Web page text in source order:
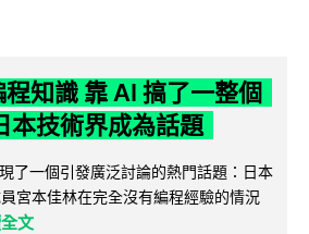
程知識 靠 AI 搞了一整個
本技術界成為話題
了一個引發廣泛討論的熱門話題：日本
宮本佳林在完全沒有編程經驗的情況
文